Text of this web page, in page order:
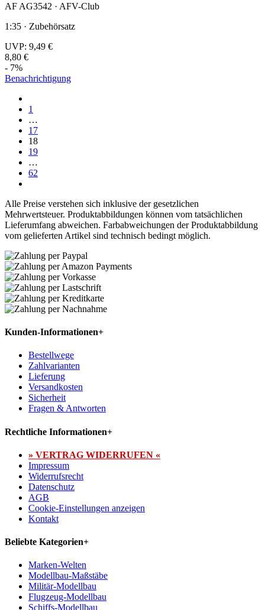
AF AG3542 · AFV-Club
1:35 · Zubehörsatz
UVP: 9,49 €
8,80 €
- 7%
Benachrichtigung
1
…
17
18
19
…
62
Alle Preise verstehen sich inklusive der gesetzlichen
Mehrwertsteuer. Produktabbildungen können vom tatsächlichen
Lieferumfang abweichen. Farbabweichungen der Produktabbildung
vom gelieferten Artikel sind technisch bedingt möglich.
Kunden-Informationen+
Bestellwege
Zahlvarianten
Lieferung
Versandkosten
Sicherheit
Fragen & Antworten
Rechtliche Informationen+
» VERTRAG WIDERRUFEN «
Impressum
Widerrufsrecht
Datenschutz
AGB
Cookie-Einstellungen anzeigen
Kontakt
Beliebte Kategorien+
Marken-Welten
Modellbau-Maßstäbe
Militär-Modellbau
Flugzeug-Modellbau
Schiffs-Modellbau